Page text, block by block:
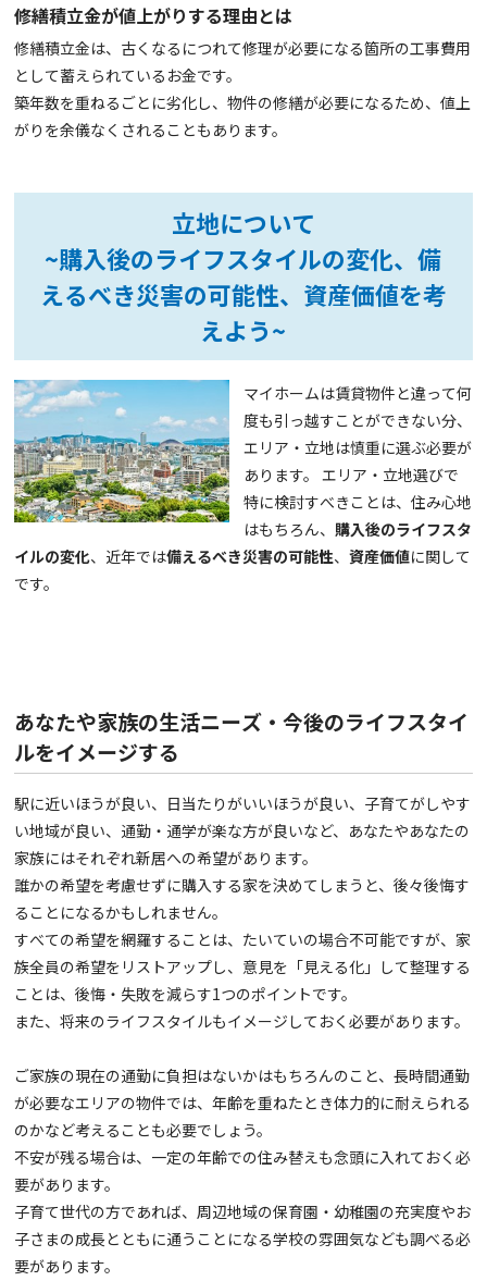
修繕積立金が値上がりする理由とは
修繕積立金は、古くなるにつれて修理が必要になる箇所の工事費用
として蓄えられているお金です。
築年数を重ねるごとに劣化し、物件の修繕が必要になるため、値上
がりを余儀なくされることもあります。
立地について
~購入後のライフスタイルの変化、備
えるべき災害の可能性、資産価値を考
えよう~
マイホームは賃貸物件と違って何
度も引っ越すことができない分、
エリア・立地は慎重に選ぶ必要が
あります。 エリア・立地選びで
特に検討すべきことは、住み心地
はもちろん、 購入後のライフスタ
イルの変化、近年では備えるべき災害の可能性、資産価値に関して
です。
あなたや家族の生活ニーズ・今後のライフスタイ
ルをイメージする
駅に近いほうが良い、日当たりがいいほうが良い、子育てがしやす
い地域が良い、通勤・通学が楽な方が良いなど、あなたやあなたの
家族にはそれぞれ新居への希望があります。
誰かの希望を考慮せずに購入する家を決めてしまうと、後々後悔す
ることになるかもしれません。
すべての希望を網羅することは、たいていの場合不可能ですが、家
族全員の希望をリストアップし、意見を「見える化」して整理する
ことは、後悔・失敗を減らす1つのポイントです。
また、将来のライフスタイルもイメージしておく必要があります。
ご家族の現在の通勤に負担はないかはもちろんのこと、長時間通勤
が必要なエリアの物件では、年齢を重ねたとき体力的に耐えられる
のかなど考えることも必要でしょう。
不安が残る場合は、一定の年齢での住み替えも念頭に入れておく必
要があります。
子育て世代の方であれば、周辺地域の保育園・幼稚園の充実度やお
子さまの成長とともに通うことになる学校の雰囲気なども調べる必
要があります。